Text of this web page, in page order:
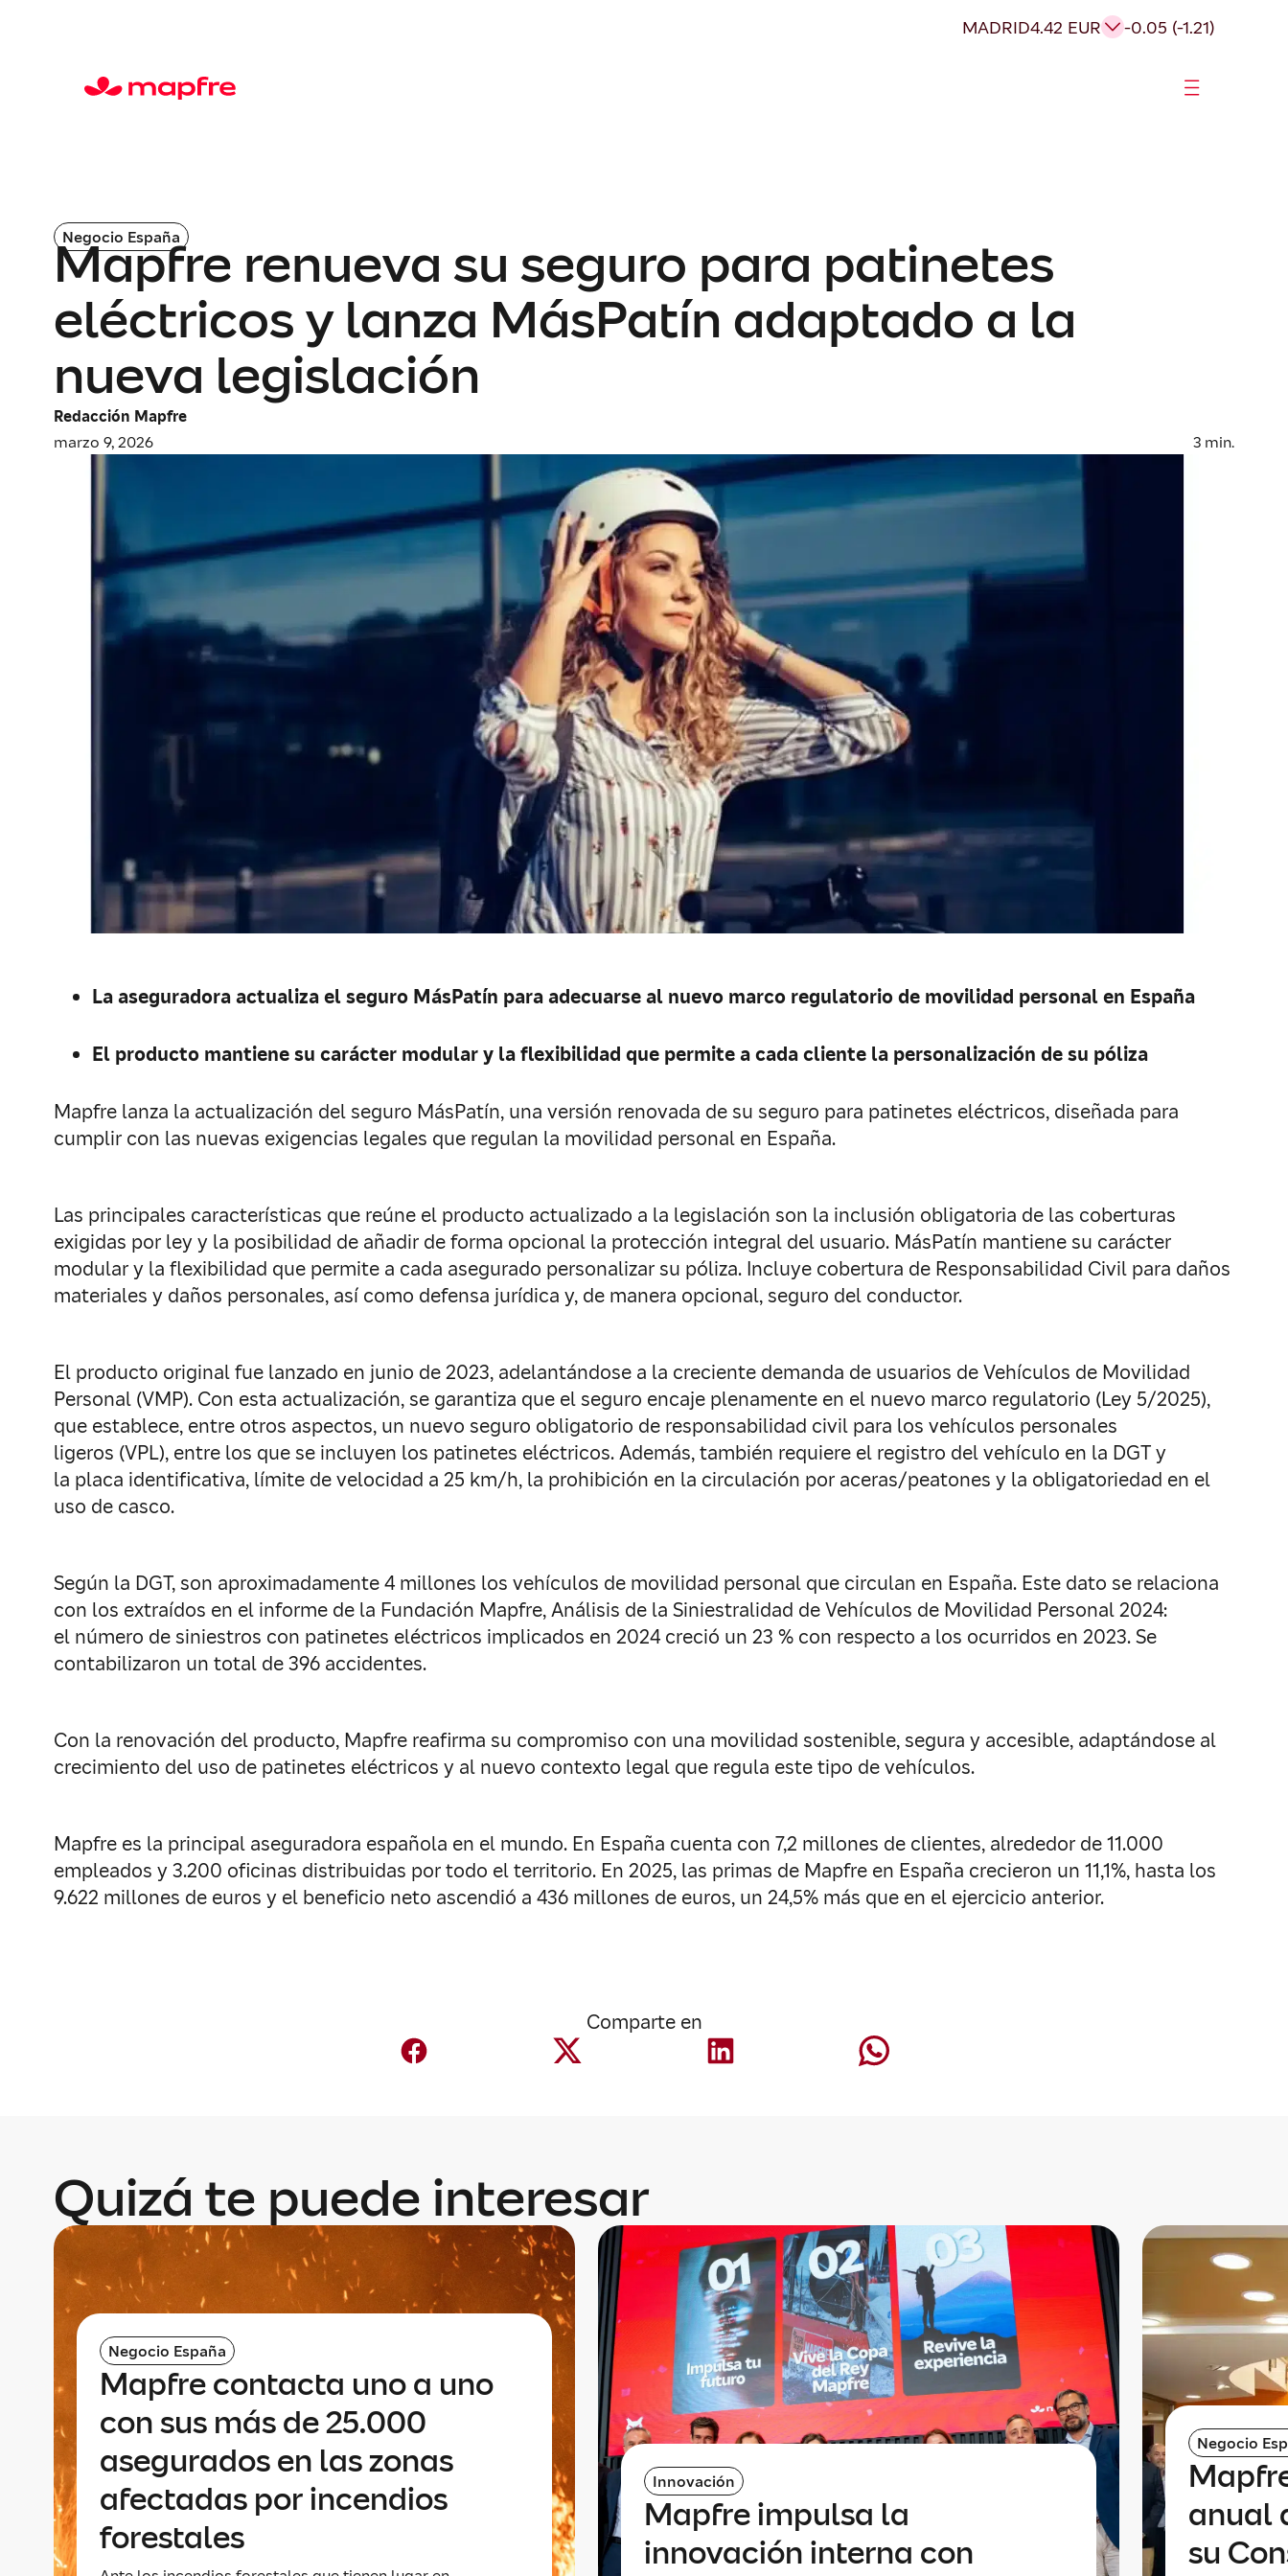
MADRID4.42 EUR -0.05 (-1.21)
Negocio España
Mapfre renueva su seguro para patinetes
eléctricos y lanza MásPatín adaptado a la
nueva legislación
Redacción Mapfre
marzo 9, 2026
3 min.
La aseguradora actualiza el seguro MásPatín para adecuarse al nuevo marco regulatorio de movilidad personal en España
El producto mantienesu carácter modular y la flexibilidad que permite a cada cliente la personalización de su póliza
Mapfre lanza la actualización del seguro MásPatín, una versión renovada de su seguro para patinetes eléctricos, diseñada para
cumplir con las nuevas exigencias legales que regulan la movilidad personal en España.
Las principales características que reúne el producto actualizado a la legislación son la inclusión obligatoria de las coberturas
exigidas por ley y la posibilidad de añadir de forma opcional la protección integral del usuario. MásPatín mantiene su carácter
modular y la flexibilidad que permite a cada asegurado personalizar su póliza. Incluye cobertura de Responsabilidad Civil para daños
materiales y daños personales, así como defensa jurídica y, de manera opcional, seguro del conductor.
El producto original fue lanzado en junio de 2023, adelantándose a la creciente demanda de usuarios de Vehículos de Movilidad
Personal (VMP). Con esta actualización, se garantiza que el seguro encaje plenamente en el nuevo marco regulatorio (Ley 5/2025),
que establece, entre otros aspectos, un nuevo seguro obligatorio de responsabilidad civil para los vehículos personales
ligeros (VPL), entre los que se incluyen los patinetes eléctricos. Además, también requiere el registro del vehículo en la DGT y
la placa identificativa, límite de velocidad a 25 km/h, la prohibición en la circulación por aceras/peatones y la obligatoriedad en el
uso de casco.
Según la DGT, son aproximadamente 4 millones los vehículos de movilidad personal que circulan en España. Este dato se relaciona
con los extraídos en el informe de la Fundación Mapfre, Análisis de la Siniestralidad de Vehículos de Movilidad Personal 2024:
el número de siniestros con patinetes eléctricos implicados en 2024 creció un 23 % con respecto a los ocurridos en 2023. Se
contabilizaron un total de 396 accidentes.
Con la renovación del producto, Mapfre reafirma su compromiso con una movilidad sostenible, segura y accesible, adaptándose al
crecimiento del uso de patinetes eléctricos y al nuevo contexto legal que regula este tipo de vehículos.
Mapfre es la principal aseguradora española en el mundo. En España cuenta con 7,2 millones de clientes, alrededor de 11.000
empleados y 3.200 oficinas distribuidas por todo el territorio. En 2025, las primas de Mapfre en España crecieron un 11,1%, hasta los
9.622 millones de euros y el beneficio neto ascendió a 436 millones de euros, un 24,5% más que en el ejercicio anterior.
Comparte en
Quizá te puede interesar
Negocio España
Mapfre contacta uno a uno
con sus más de 25.000
asegurados en las zonas
afectadas por incendios
forestales
Innovación
Mapfre impulsa la
innovación interna con
Negocio
anual
su